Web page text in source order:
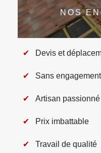
NOS
Devis et
Sans engagement
Artisan passionné
Prix imbattable
Travail de qualité